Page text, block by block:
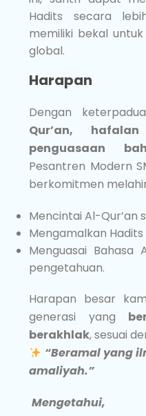
Hadits secara
memiliki bekal
global.
Harapan
Dengan
Qur’an,
penguasaan
Pesantren Modern
berkomitmen
Mencintai Al-Qur’an
Mengamalkan Hadits
Menguasai Bahasa
pengetahuan.
Harapan besar
generasi yang
berakhlak, sesuai
“Beramal yang
amaliyah.”
Mengetahui,